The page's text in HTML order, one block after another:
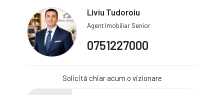
Liviu Tudoroiu
Agent Imobiliar Senior
0751227000
Solicită chiar acum o vizionare